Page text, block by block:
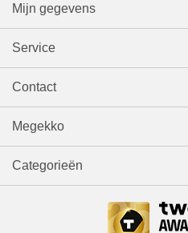
Mijn gegevens
Service
Contact
Megekko
Categorieën